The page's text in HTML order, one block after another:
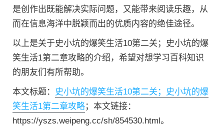
是创作出既能解决实际问题，又能带来阅读乐趣，从
而在信息海洋中脱颖而出的优质内容的绝佳途径。
以上是关于史小坑的爆笑生活10第二关；史小坑的爆
笑生活1第二章攻略的介绍，希望对想学习百科知识
的朋友们有所帮助。
本文标题：
史小坑的爆笑生活10第二关；史小坑的爆
笑生活1第二章攻略；本文链接：
https://yszs.weipeng.cc/sh/854530.html。